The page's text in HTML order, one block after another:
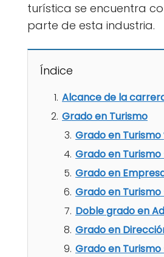
turística se encuentra
parte de esta industria.
Índice
Alcance de la
Grado en Turismo
Grado en
Grado en
Grado en
Grado en
Doble grado en
Grado en
Grado en